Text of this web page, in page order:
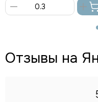
Отзывы на